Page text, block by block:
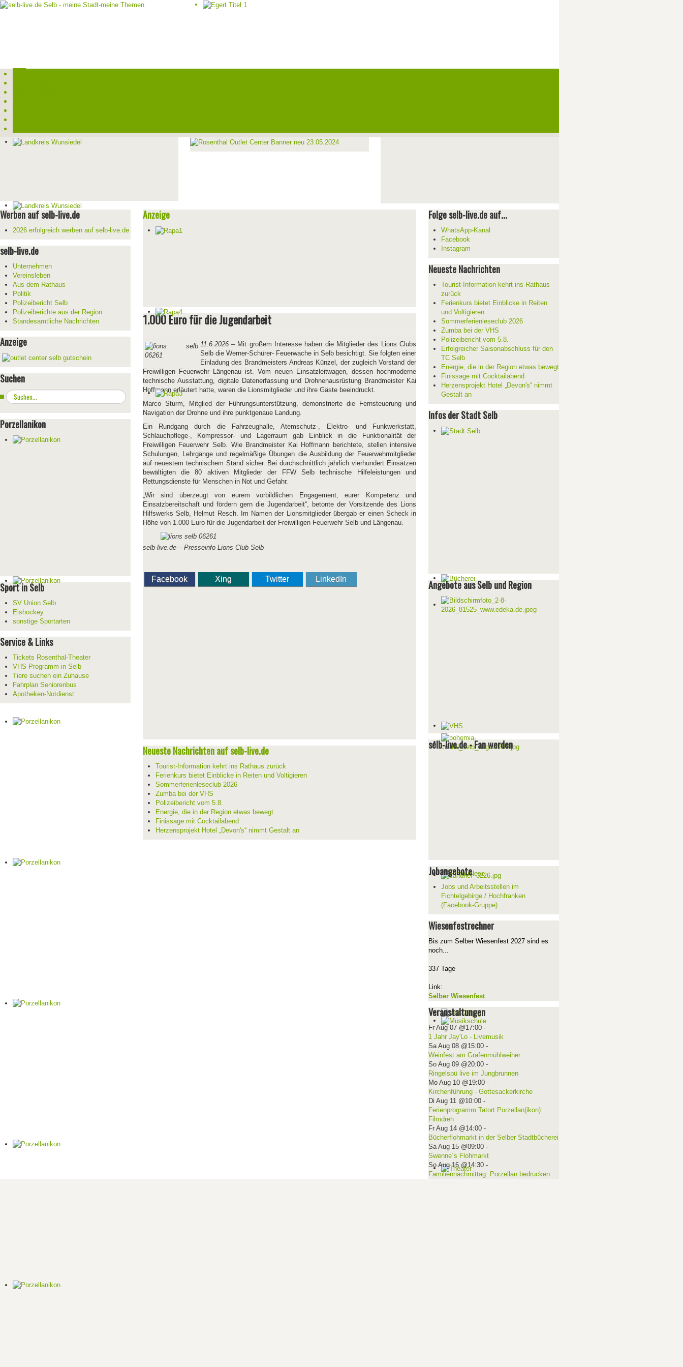
Werben auf selb-live.de
2026 erfolgreich werben auf selb-live.de
selb-live.de
Unternehmen
Vereinsleben
Aus dem Rathaus
Politik
Polizeibericht Selb
Polizeiberichte aus der Region
Standesamtliche Nachrichten
Anzeige
Suchen
Suchen
...
Porzellanikon
Sport in Selb
SV Union Selb
Eishockey
sonstige Sportarten
Service & Links
Tickets Rosenthal-Theater
VHS-Programm in Selb
Tiere suchen ein Zuhause
Fahrplan Seniorenbus
Apotheken-Notdienst
Anzeige
1.000 Euro für die Jugendarbeit
11.6.2026– Mit großem Interesse haben die Mitglieder des Lions Clubs
Selb die Werner-Schürer- Feuerwache in Selb besichtigt. Sie folgten einer
Einladung des Brandmeisters Andreas Künzel, der zugleich Vorstand der
Freiwilligen Feuerwehr Längenau ist. Vom neuen Einsatzleitwagen, dessen hochmoderne
technische Ausstattung, digitale Datenerfassung und Drohnenausrüstung Brandmeister Kai
Hoffmann erläutert hatte, waren die Lionsmitglieder und ihre Gäste beeindruckt.
Marco Sturm, Mitglied der Führungsunterstützung, demonstrierte die Fernsteuerung und
Navigation der Drohne und ihre punktgenaue Landung.
Ein Rundgang durch die Fahrzeughalle, Atemschutz-, Elektro- und Funkwerkstatt,
Schlauchpflege-, Kompressor- und Lagerraum gab Einblick in die Funktionalität der
Freiwilligen Feuerwehr Selb. Wie Brandmeister Kai Hoffmann berichtete, stellen intensive
Schulungen, Lehrgänge und regelmäßige Übungen die Ausbildung der Feuerwehrmitglieder
auf neuestem technischem Stand sicher. Bei durchschnittlich jährlich vierhundert Einsätzen
bewältigten die 80 aktiven Mitglieder der FFW Selb technische Hilfeleistungen und
Rettungsdienste für Menschen in Not und Gefahr.
„Wir sind überzeugt von eurem vorbildlichen Engagement, eurer Kompetenz und
Einsatzbereitschaft und fördern gern die Jugendarbeit“, betonte der Vorsitzende des Lions
Hilfswerks Selb, Helmut Resch. Im Namen der Lionsmitglieder übergab er einen Scheck in
Höhe von 1.000 Euro für die Jugendarbeit der Freiwilligen Feuerwehr Selb und Längenau.
selb-live.de – Presseinfo Lions Club Selb
Facebook Xing Twitter LinkedIn
Neueste Nachrichten auf selb-live.de
Tourist-Information kehrt ins Rathaus zurück
Ferienkurs bietet Einblicke in Reiten und Voltigieren
Sommerferienleseclub 2026
Zumba bei der VHS
Polizeibericht vom 5.8.
Energie, die in der Region etwas bewegt
Finissage mit Cocktailabend
Herzensprojekt Hotel „Devon's“ nimmt Gestalt an
Folge selb-live.de auf...
WhatsApp-Kanal
Facebook
Instagram
Neueste Nachrichten
Tourist-Information kehrt ins Rathaus
zurück
Ferienkurs bietet Einblicke in Reiten
und Voltigieren
Sommerferienleseclub 2026
Zumba bei der VHS
Polizeibericht vom 5.8.
Erfolgreicher Saisonabschluss für den
TC Selb
Energie, die in der Region etwas bewegt
Finissage mit Cocktailabend
Herzensprojekt Hotel „Devon's“ nimmt
Gestalt an
Infos der Stadt Selb
Angebote aus Selb und Region
selb-live.de - Fan werden
Jobangebote
Jobs und Arbeitsstellen im
Fichtelgebirge / Hochfranken
(Facebook-Gruppe)
Wiesenfestrechner
Bis zum Selber Wiesenfest 2027 sind es
noch...
337 Tage
Link:
Selber Wiesenfest
Veranstaltungen
Fr Aug 07 @17:00-
1 Jahr Jay'Lo - Livemusik
Sa Aug 08 @15:00-
Weinfest am Grafenmühlweiher
So Aug 09 @20:00-
Ringelspü live im Jungbrunnen
Mo Aug 10 @19:00-
Kirchenführung - Gottesackerkirche
Di Aug 11 @10:00-
Ferienprogramm Tatort Porzellan(ikon):
Filmdreh
Fr Aug 14 @14:00-
Bücherflohmarkt in der Selber Stadtbücherei
Sa Aug 15 @09:00-
Swenne´s Flohmarkt
So Aug 16 @14:30-
Familiennachmittag: Porzellan bedrucken